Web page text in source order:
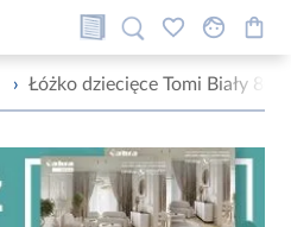
› Łóżko dziecięce Tomi Biały